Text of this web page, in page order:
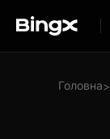
Головна>